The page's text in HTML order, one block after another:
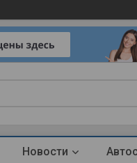
Новости